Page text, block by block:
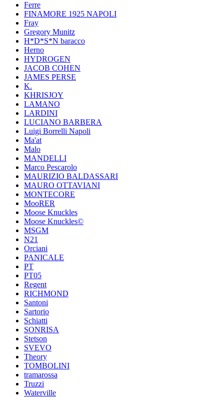
Ferre
FINAMORE 1925 NAPOLI
Fray
Gregory Munitz
H*D*S*N baracco
Herno
HYDROGEN
JACOB COHEN
JAMES PERSE
K.
KHRISJOY
LAMANO
LARDINI
LUCIANO BARBERA
Luigi Borrelli Napoli
Ma'at
Malo
MANDELLI
Marco Pescarolo
MAURIZIO BALDASSARI
MAURO OTTAVIANI
MONTECORE
MooRER
Moose Knuckles
Moose Knuckles©️
MSGM
N21
Orciani
PANICALE
PT
PT05
Regent
RICHMOND
Santoni
Sartorio
Schiatti
SONRISA
Stetson
SVEVO
Theory
TOMBOLINI
tramarossa
Truzzi
Waterville